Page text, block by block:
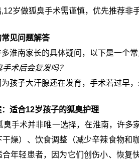
岁做狐臭手术需谨慎，优先推荐非
见问题解答
淮南家长的具体疑问，以下是一个常
术后会复发吗？
孩子大汗腺还在发育，手术若过早
适合12岁孩子的狐臭护理
臭手术并非唯一选择，在淮南，许
燥）、饮食调整（减少辛辣食物
年轻患者，因为它们创伤小、恢复